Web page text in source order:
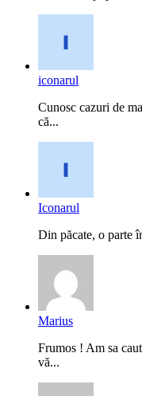
iconarul
Cunosc cazuri de
că...
Iconarul
Din păcate, o parte
Marius
Frumos ! Am sa
vă...